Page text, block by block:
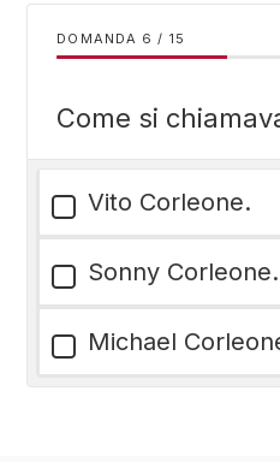
DOMANDA / 15
Come si
Vito Corleone.
Sonny Corleone.
Michael